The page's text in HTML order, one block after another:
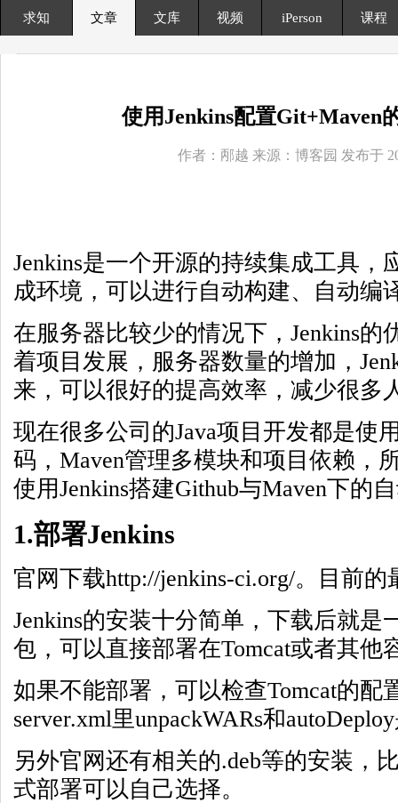
求知 文章 文库 视频 iPerson 课程
使用Jenkins配置Git+Maven
作者：邴越 来源：博客园 发布于
Jenkins是一个开源的持续集成工具，
成环境，可以进行自动构建、自动编
在服务器比较少的情况下，Jenkins的
着项目发展，服务器数量的增加，
来，可以很好的提高效率，减少很多
现在很多公司的Java项目开发都是使
码，Maven管理多模块和项目依赖，
使用Jenkins搭建Github与Maven下的
1.部署Jenkins
官网下载http://jenkins-ci.org/。目前的
Jenkins的安装十分简单，下载后就是
包，可以直接部署在Tomcat或者其他
如果不能部署，可以检查Tomcat的配
server.xml里unpackWARs和
另外官网还有相关的.deb等的安装，
式部署可以自己选择。